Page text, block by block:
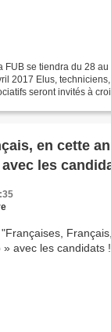
FUB se tiendra du 28
2017 Elus,
seront invités à
en cette
les